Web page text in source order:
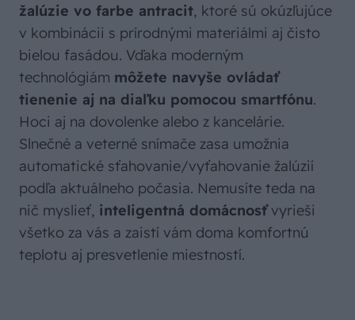
žalúzie vo farbe antracit, ktoré sú okúzľujúce
v kombinácii s prírodnými materiálmi aj čisto
bielou fasádou. Vďaka moderným
technológiám môžete navyše ovládať
tienenie aj na diaľku pomocou smartfónu.
Hoci aj na dovolenke alebo z kancelárie.
Slnečné a veterné snímače zasa umožnia
automatické sťahovanie/vyťahovanie žalúzií
podľa aktuálneho počasia. Nemusíte teda na
nič myslieť, inteligentná domácnosťvyrieši
všetko za vás a zaistí vám doma komfortnú
teplotu aj presvetlenie miestností.